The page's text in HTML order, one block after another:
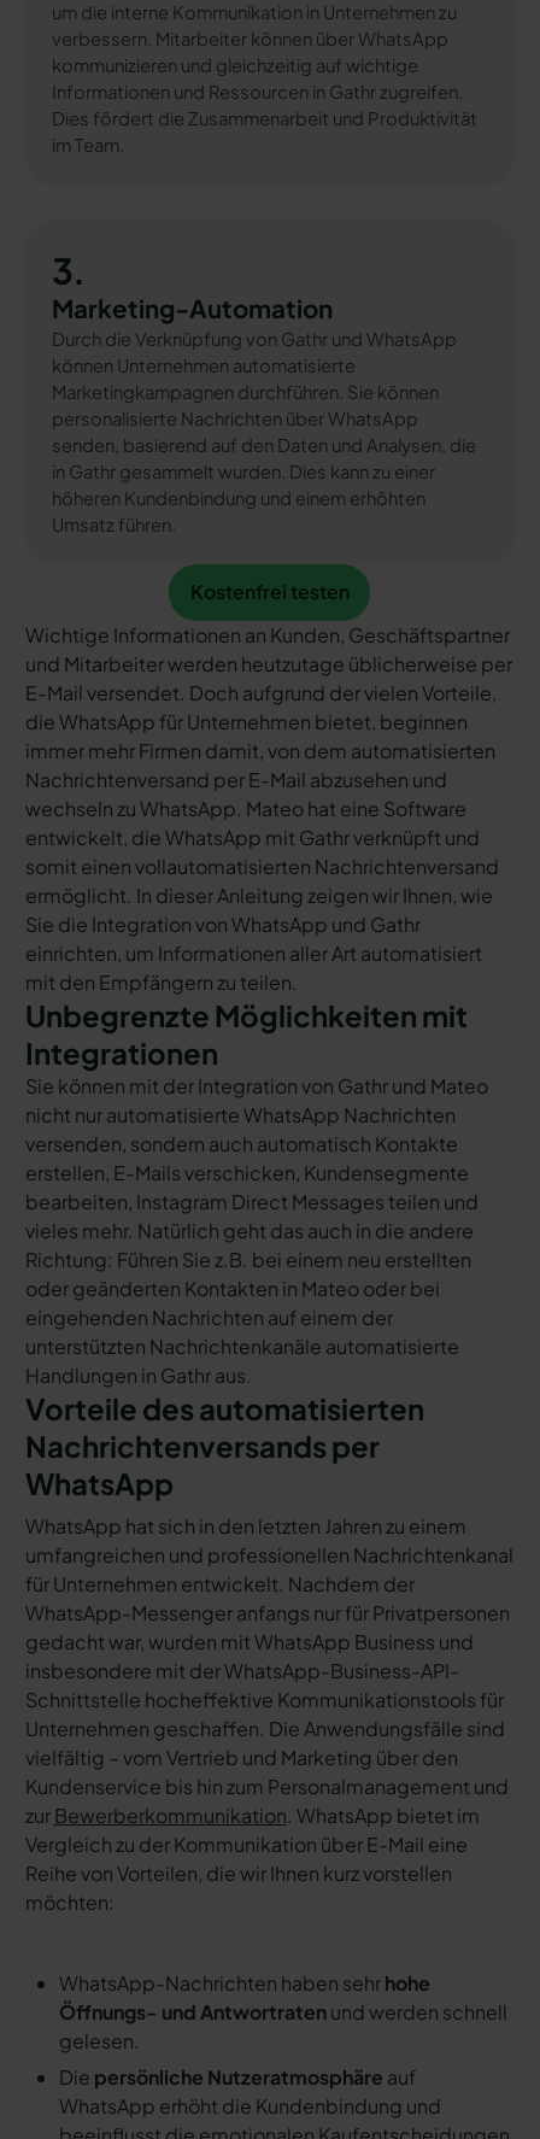
um die interne Kommunikation in Unternehmen zu
verbessern. Mitarbeiter können über WhatsApp
kommunizieren und gleichzeitig auf wichtige
Informationen und Ressourcen in Gathr zugreifen.
Dies fördert die Zusammenarbeit und Produktivität
im Team.
3.
Marketing-Automation
Durch die Verknüpfung von Gathr und WhatsApp
können Unternehmen automatisierte
Marketingkampagnen durchführen. Sie können
personalisierte Nachrichten über WhatsApp
senden, basierend auf den Daten und Analysen, die
in Gathr gesammelt wurden. Dies kann zu einer
höheren Kundenbindung und einem erhöhten
Umsatz führen.
Kostenfrei testen
Kostenfrei testen
Wichtige Informationen an Kunden, Geschäftspartner
und Mitarbeiter werden heutzutage üblicherweise per
E-Mail versendet. Doch aufgrund der vielen Vorteile,
die WhatsApp für Unternehmen bietet, beginnen
immer mehr Firmen damit, von dem automatisierten
Nachrichtenversand per E-Mail abzusehen und
wechseln zu WhatsApp. Mateo hat eine Software
entwickelt, die WhatsApp mit Gathr verknüpft und
somit einen vollautomatisierten Nachrichtenversand
ermöglicht. In dieser Anleitung zeigen wir Ihnen, wie
Sie die Integration von WhatsApp und Gathr
einrichten, um Informationen aller Art automatisiert
mit den Empfängern zu teilen.
Unbegrenzte Möglichkeiten mit
Integrationen
Sie können mit der Integration von Gathr und Mateo
nicht nur automatisierte WhatsApp Nachrichten
versenden, sondern auch automatisch Kontakte
erstellen, E-Mails verschicken, Kundensegmente
bearbeiten, Instagram Direct Messages teilen und
vieles mehr. Natürlich geht das auch in die andere
Richtung: Führen Sie z.B. bei einem neu erstellten
oder geänderten Kontakten in Mateo oder bei
eingehenden Nachrichten auf einem der
unterstützten Nachrichtenkanäle automatisierte
Handlungen in Gathr aus.
Vorteile des automatisierten
Nachrichtenversands per
WhatsApp
WhatsApp hat sich in den letzten Jahren zu einem
umfangreichen und professionellen Nachrichtenkanal
für Unternehmen entwickelt. Nachdem der
WhatsApp-Messenger anfangs nur für Privatpersonen
gedacht war, wurden mit WhatsApp Business und
insbesondere mit der WhatsApp-Business-API-
Schnittstelle hocheffektive Kommunikationstools für
Unternehmen geschaffen. Die Anwendungsfälle sind
vielfältig – vom Vertrieb und Marketing über den
Kundenservice bis hin zum Personalmanagement und
zurBewerberkommunikation. WhatsApp bietet im
Vergleich zu der Kommunikation über E-Mail eine
Reihe von Vorteilen, die wir Ihnen kurz vorstellen
möchten:
WhatsApp-Nachrichten haben sehrhohe
Öffnungs- und Antwortratenund werden schnell
gelesen.
Die persönliche Nutzeratmosphäre auf
WhatsApp erhöht die Kundenbindung und